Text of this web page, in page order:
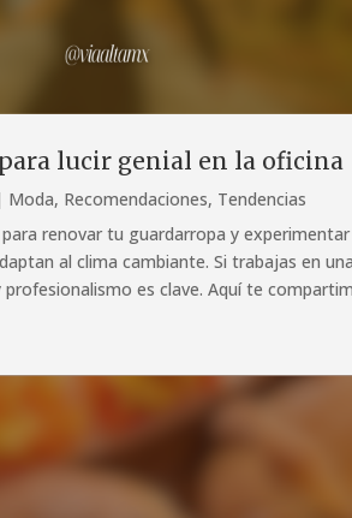
lucir genial en la oficina
Moda, Recomendaciones, Tendencias
renovar tu guardarropa y experimentar
al clima cambiante. Si trabajas en
es clave. Aquí te